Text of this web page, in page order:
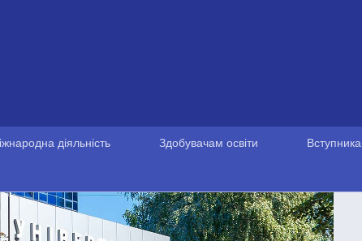
діяльність Здобувачам освіти